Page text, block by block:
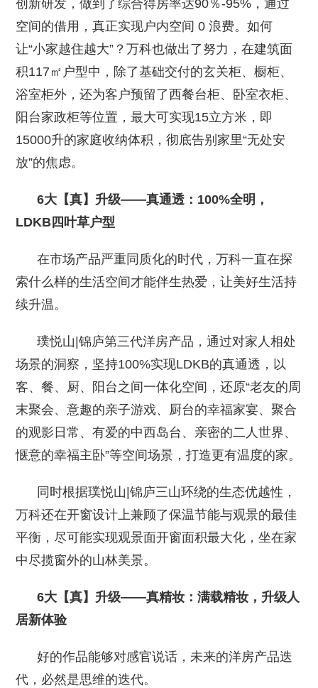
创新研发，做到了综合得房率达90％-95%，通过
空间的借用，真正实现户内空间 0 浪费。如何
让“小家越住越大”？万科也做出了努力，在建筑面
积117㎡户型中，除了基础交付的玄关柜、橱柜、
浴室柜外，还为客户预留了西餐台柜、卧室衣柜、
阳台家政柜等位置，最大可实现15立方米，即
15000升的家庭收纳体积，彻底告别家里“无处安
放”的焦虑。
6大【真】升级——真通透：100%全明，
LDKB四叶草户型
在市场产品严重同质化的时代，万科一直在探
索什么样的生活空间才能伴生热爱，让美好生活持
续升温。
璞悦山|锦庐第三代洋房产品，通过对家人相处
场景的洞察，坚持100%实现LDKB的真通透，以
客、餐、厨、阳台之间一体化空间，还原“老友的周
末聚会、意趣的亲子游戏、厨台的幸福家宴、聚合
的观影日常、有爱的中西岛台、亲密的二人世界、
惬意的幸福主卧”等空间场景，打造更有温度的家。
同时根据璞悦山|锦庐三山环绕的生态优越性，
万科还在开窗设计上兼顾了保温节能与观景的最佳
平衡，尽可能实现观景面开窗面积最大化，坐在家
中尽揽窗外的山林美景。
6大【真】升级——真精妆：满载精妆，升级人
居新体验
好的作品能够对感官说话，未来的洋房产品迭
代，必然是思维的迭代。